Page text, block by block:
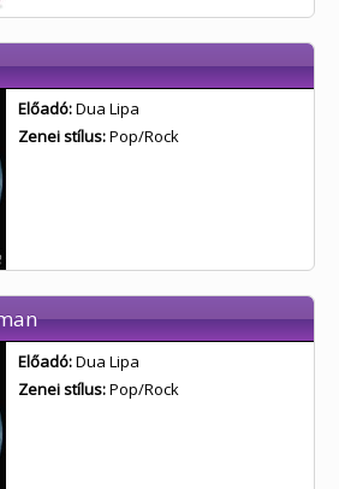
Előadó:Dua Lipa
Zenei stílus:Pop/Rock
Előadó:Dua Lipa
Zenei stílus:Pop/Rock